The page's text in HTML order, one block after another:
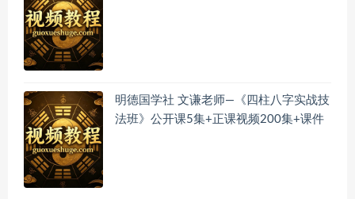
明德国学社 文谦老师—《四柱八字实战技
法班》公开课5集+正课视频200集+课件